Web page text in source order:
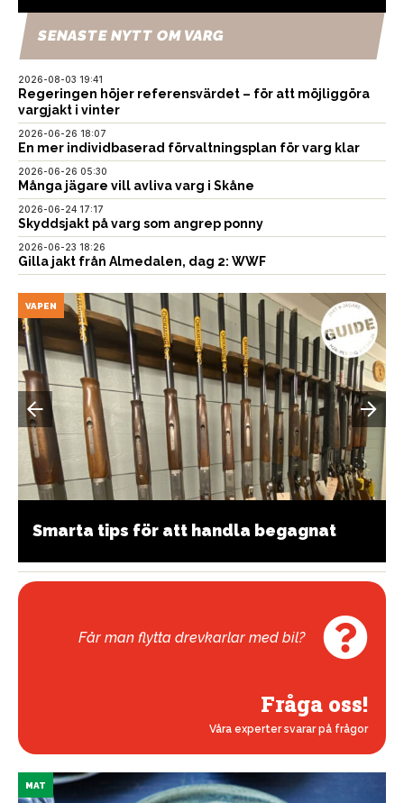
SENASTE NYTT OM VARG
2026-08-03 19:41
Regeringen höjer referensvärdet – för att möjliggöra
vargjakt i vinter
2026-06-26 18:07
En mer individbaserad förvaltningsplan för varg klar
2026-06-26 05:30
Många jägare vill avliva varg i Skåne
2026-06-24 17:17
Skyddsjakt på varg som angrep ponny
2026-06-23 18:26
Gilla jakt från Almedalen, dag 2: WWF
VAPEN
Smarta tips för att handla begagnat
Får man flytta drevkarlar med bil?
Fråga oss!
Våra experter svarar på frågor
MAT